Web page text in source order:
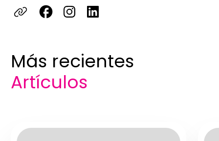
Más recientes
Artículos